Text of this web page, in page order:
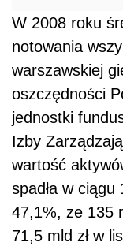
W 2008 roku
notowania
warszawskiej
oszczędności
jednostki
Izby
wartość
spadła w
47,1%, ze 135
71,5 mld zł w